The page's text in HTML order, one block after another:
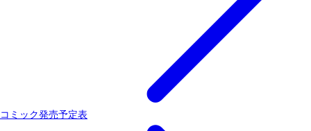
コミック発売予定表